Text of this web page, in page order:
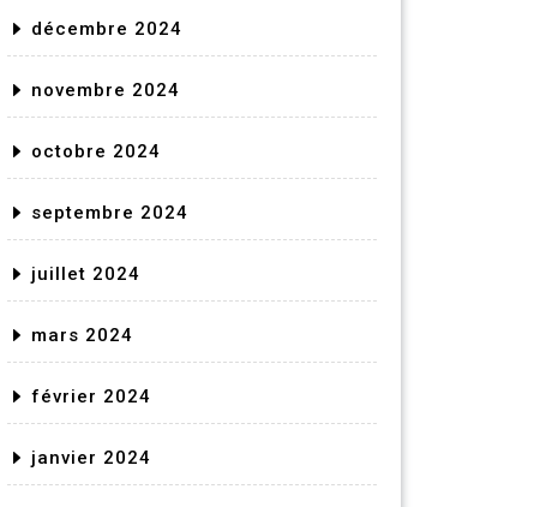
décembre 2024
novembre 2024
octobre 2024
septembre 2024
juillet 2024
mars 2024
février 2024
janvier 2024